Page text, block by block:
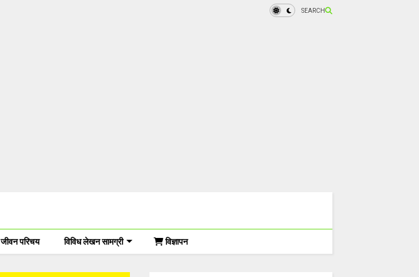
SEARCH
जीवन परिचय विविध लेखन सामग्री विज्ञापन